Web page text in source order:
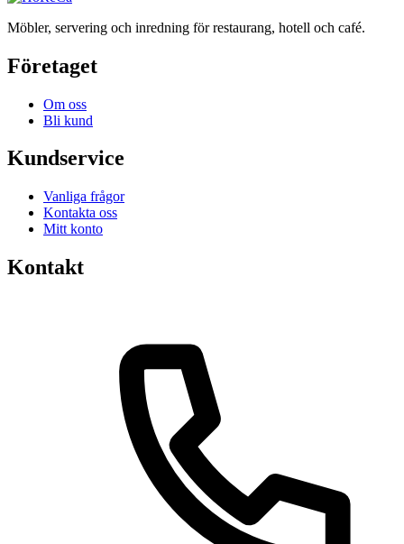
Möbler, servering och inredning för restaurang, hotell och café.
Företaget
Om oss
Bli kund
Kundservice
Vanliga frågor
Kontakta oss
Mitt konto
Kontakt